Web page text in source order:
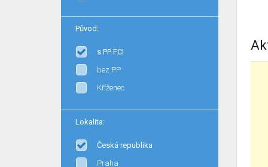
Původ:
s PP FCI
bez PP
Kříženec
Lokalita:
Česká republika
Praha